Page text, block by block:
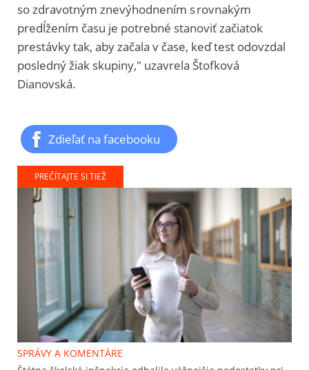
so zdravotným znevýhodnením s rovnakým
predĺžením času je potrebné stanoviť začiatok
prestávky tak, aby začala v čase, keď test odovzdal
posledný žiak skupiny," uzavrela Štofková
Dianovská.
Zdieľať na facebooku
PREČÍTAJTE SI TIEŽ
SPRÁVY A KOMENTÁRE